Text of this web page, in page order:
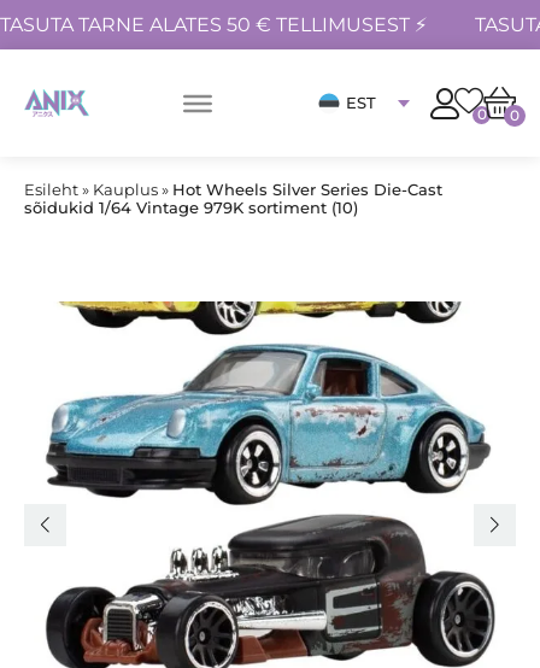
TASUTA TARNE ALATES 50 € TELLIMUSEST ⚡
EST
0 0
Esileht» Kauplus» Hot Wheels Silver Series Die-Cast
sõidukid 1/64 Vintage 979K sortiment (10)